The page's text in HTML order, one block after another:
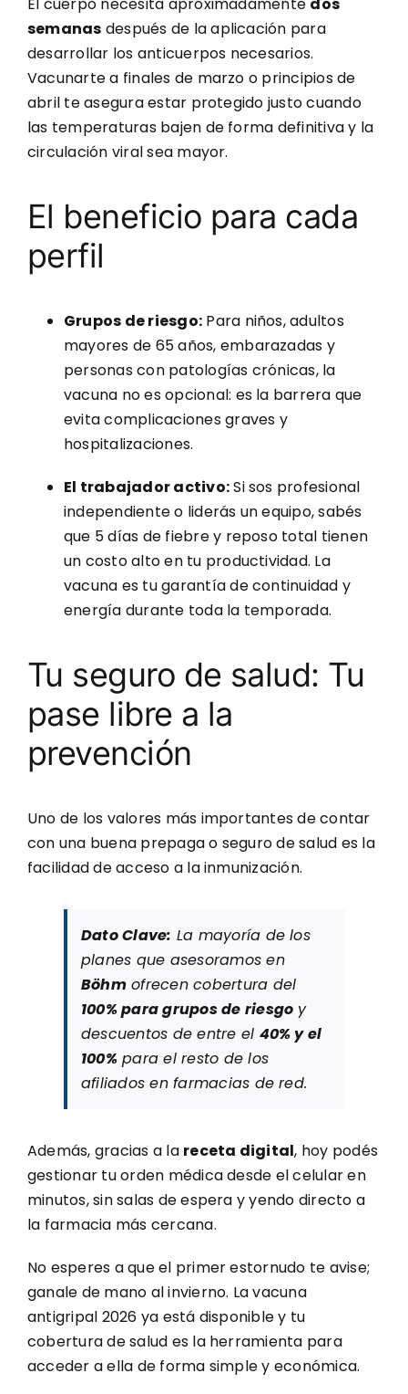
semanas después de la aplicación para
desarrollar los anticuerpos necesarios.
Vacunarte a finales de marzo o principios de
abril te asegura estar protegido justo cuando
las temperaturas bajen de forma definitiva y la
circulación viral sea mayor.
El beneficio para cada
perfil
Grupos de riesgo: Para niños, adultos
mayores de 65 años, embarazadas y
personas con patologías crónicas, la
vacuna no es opcional: es la barrera que
evita complicaciones graves y
hospitalizaciones.
El trabajador activo:Si sos profesional
independiente o liderás un equipo, sabés
que 5 días de fiebre y reposo total tienen
un costo alto en tu productividad. La
vacuna es tu garantía de continuidad y
energía durante toda la temporada.
Tu seguro de salud: Tu
pase libre a la
prevención
Uno de los valores más importantes de contar
con una buena prepaga o seguro de salud es la
facilidad de acceso a la inmunización.
Dato Clave: La mayoría de los
planes que asesoramos en
Böhmofrecen cobertura del
100% para grupos de riesgo y
descuentos de entre el 40% y el
100%para el resto de los
afiliados en farmacias de red.
Además, gracias a la receta digital, hoy podés
gestionar tu orden médica desde el celular en
minutos, sin salas de espera y yendo directo a
la farmacia más cercana.
No esperes a que el primer estornudo te avise;
ganale de mano al invierno. La vacuna
antigripal 2026 ya está disponible y tu
cobertura de salud es la herramienta para
acceder a ella de forma simple y económica.